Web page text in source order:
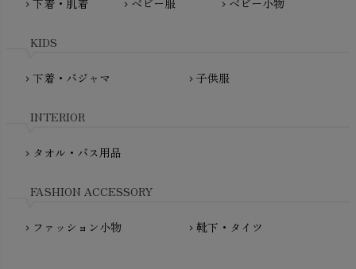
PeopleTree（ピープルツリー）
PRISTINE（プリスティン）
fromF（フロムエフ）
mini rodini（ミニロディーニ）
My Little Cozmo（マイリトルコズモ）
NewNative（ニューネイティブ）
chevron_right 下着・肌着 chevron_right ベビー服 chevron_right ベビー小物
KIDS
chevron_right 下着・パジャマ chevron_right 子供服
INTERIOR
chevron_right タオル・バス用品
FASHION ACCESSORY
chevron_right ファッション小物 chevron_right 靴下・タイツ